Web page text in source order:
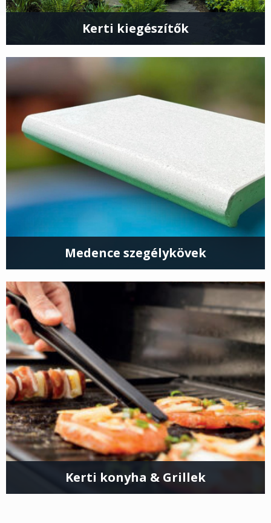
Kerti kiegészítők
Medence szegélykövek
Kerti konyha & Grillek